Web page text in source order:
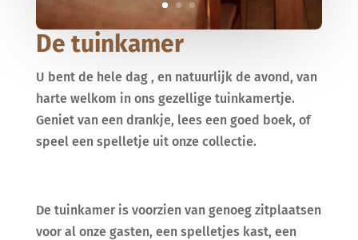
De tuinkamer
U bent de hele dag , en natuurlijk de avond, van
harte welkom in ons gezellige tuinkamertje.
Geniet van een drankje, lees een goed boek, of
speel een spelletje uit onze collectie.
De tuinkamer is voorzien van genoeg zitplaatsen
voor al onze gasten, een spelletjes kast, een